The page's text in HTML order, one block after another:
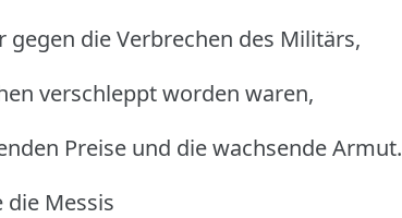
die Verbrechen des Militärs,
verschleppt worden waren,
Preise und die wachsende Armut.
Messis